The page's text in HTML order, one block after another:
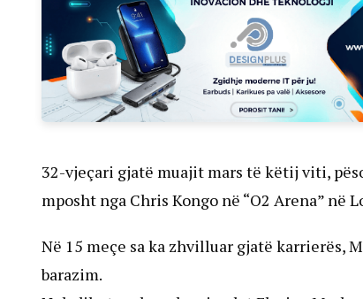
32-vjeçari gjatë muajit mars të këtij viti,
mposht nga Chris Kongo në “O2 Arena” në
Në 15 meçe sa ka zhvilluar gjatë karrierës,
barazim.